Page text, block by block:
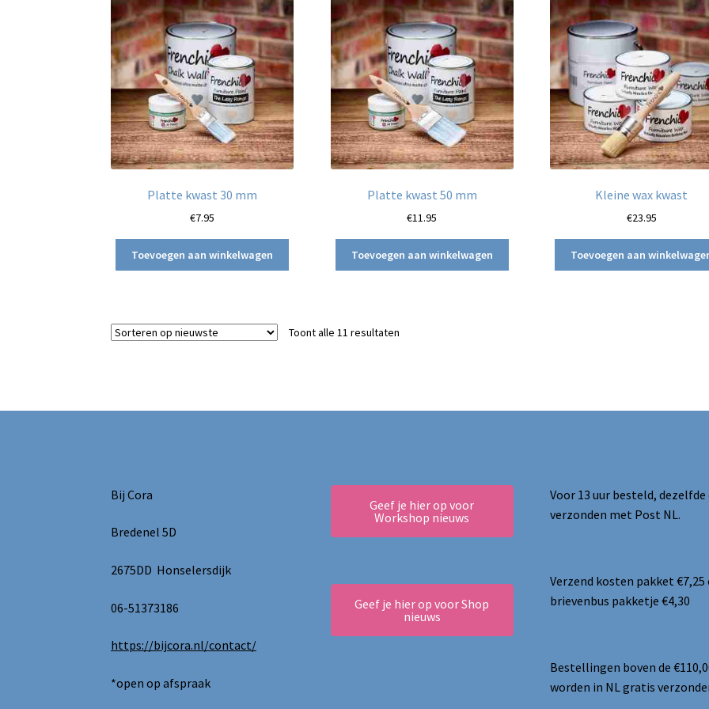
Platte kwast 30 mm
€7.95
Toevoegen aan winkelwagen
Platte kwast 50 mm
€11.95
Toevoegen aan winkelwagen
Kleine wax kwast
€23.95
Toevoegen aan
Toont alle 11 resultaten
Bij Cora
Bredenel 5D
2675DD Honselersdijk
06-51373186
https://bijcora.nl/contact/
*open op afspraak
Geef je hier op voor
Workshop nieuws
Geef je hier op voor Shop
nieuws
Voor 13 uur besteld, dezelfde
verzonden met Post NL.
Verzend kosten pakket €7,25
brievenbus pakketje €4,30
Bestellingen boven de
worden in NL gratis